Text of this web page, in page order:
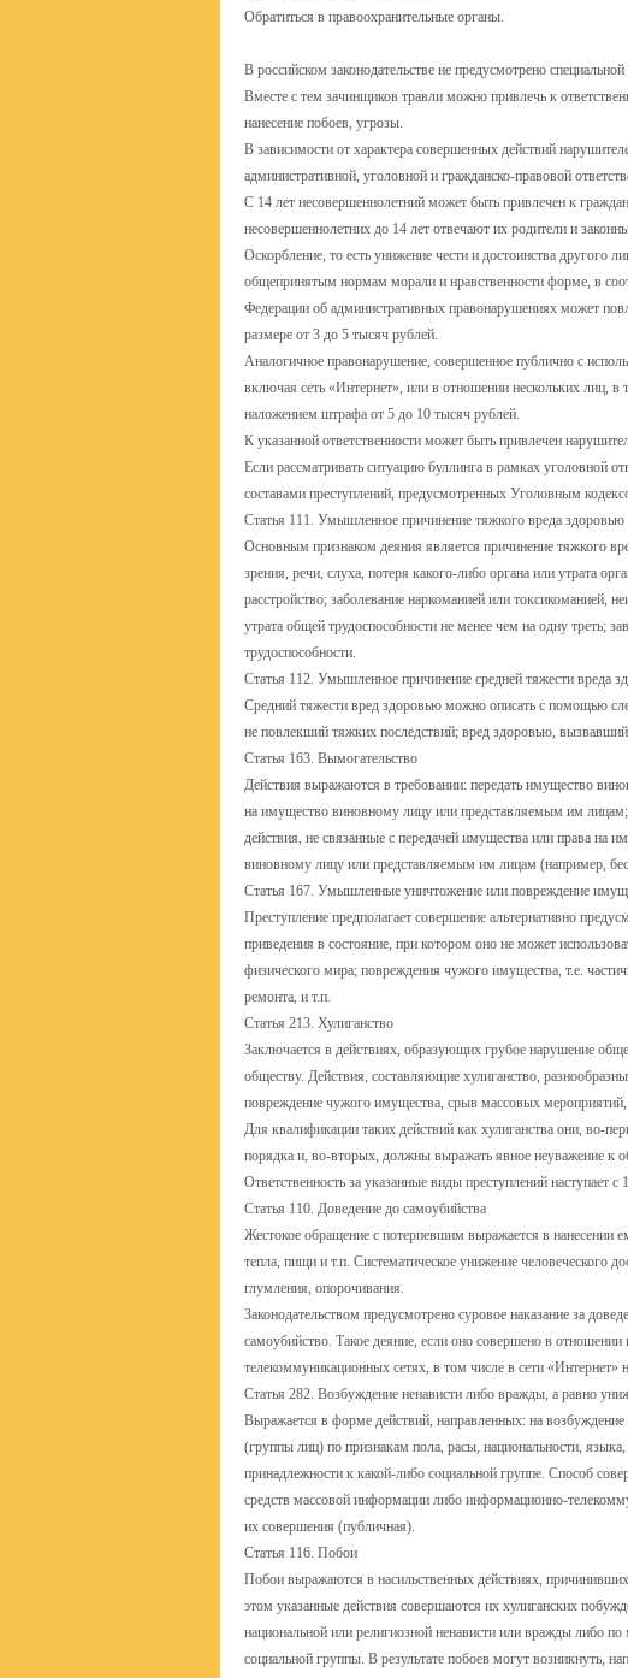
Обратиться в правоохранительные органы.
В российском законодательстве не предусмотрено специальной
Вместе с тем зачинщиков травли можно привлечь к
нанесение побоев, угрозы.
В зависимости от характера совершенных действий
административной, уголовной и гражданско-правовой
С 14 лет несовершеннолетний может быть привлечен к
несовершеннолетних до 14 лет отвечают их родители и
Оскорбление, то есть унижение чести и достоинства другого
общепринятым нормам морали и нравственности форме, в
Федерации об административных правонарушениях может
размере от 3 до 5 тысяч рублей.
Аналогичное правонарушение, совершенное публично с
включая сеть «Интернет», или в отношении нескольких лиц, в
наложением штрафа от 5 до 10 тысяч рублей.
К указанной ответственности может быть привлечен
Если рассматривать ситуацию буллинга в рамках уголовной
составами преступлений, предусмотренных Уголовным
Статья 111. Умышленное причинение тяжкого вреда здоровью
Основным признаком деяния является причинение тяжкого
зрения, речи, слуха, потеря какого-либо органа или утрата
расстройство; заболевание наркоманией или токсикоманией,
утрата общей трудоспособности не менее чем на одну треть;
трудоспособности.
Статья 112. Умышленное причинение средней тяжести вреда
Средний тяжести вред здоровью можно описать с помощью
не повлекший тяжких последствий; вред здоровью,
Статья 163. Вымогательство
Действия выражаются в требовании: передать имущество
на имущество виновному лицу или представляемым им лицам;
действия, не связанные с передачей имущества или права на
виновному лицу или представляемым им лицам (например,
Статья 167. Умышленные уничтожение или повреждение
Преступление предполагает совершение альтернативно
приведения в состояние, при котором оно не может
физического мира; повреждения чужого имущества, т.е.
ремонта, и т.п.
Статья 213. Хулиганство
Заключается в действиях, образующих грубое нарушение
обществу. Действия, составляющие хулиганство,
повреждение чужого имущества, срыв массовых
Для квалификации таких действий как хулиганства они, во-
порядка и, во-вторых, должны выражать явное неуважение к
Ответственность за указанные виды преступлений наступает с
Статья 110. Доведение до самоубийства
Жестокое обращение с потерпевшим выражается в нанесении
тепла, пищи и т.п. Систематическое унижение человеческого
глумления, опорочивания.
Законодательством предусмотрено суровое наказание за
самоубийство. Такое деяние, если оно совершено в
телекоммуникационных сетях, в том числе в сети
Статья 282. Возбуждение ненависти либо вражды, а равно
Выражается в форме действий, направленных: на
(группы лиц) по признакам пола, расы, национальности,
принадлежности к какой-либо социальной группе. Способ
средств массовой информации либо информационно-
их совершения (публичная).
Статья 116. Побои
Побои выражаются в насильственных действиях,
этом указанные действия совершаются их хулиганских
национальной или религиозной ненависти или вражды либо
социальной группы. В результате побоев могут возникнуть,